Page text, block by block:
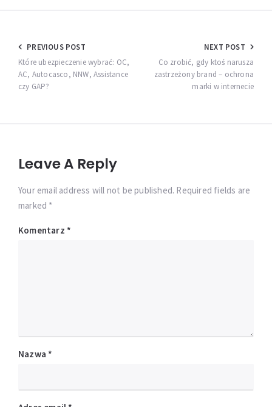
Nawigacja
wpisu
PREVIOUS POST
Które ubezpieczenie wybrać: OC,
AC, Autocasco, NNW, Assistance
czy GAP?
NEXT POST
Co zrobić, gdy ktoś narusza
zastrzeżony brand – ochrona
marki w internecie
Leave A Reply
Your email address will not be published. Required fields are
marked *
Komentarz *
Nazwa *